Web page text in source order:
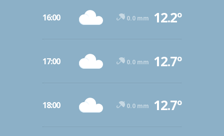
16:00 0.0 mm 12.2º
17:00 0.0 mm 12.7º
18:00 0.0 mm 12.7º